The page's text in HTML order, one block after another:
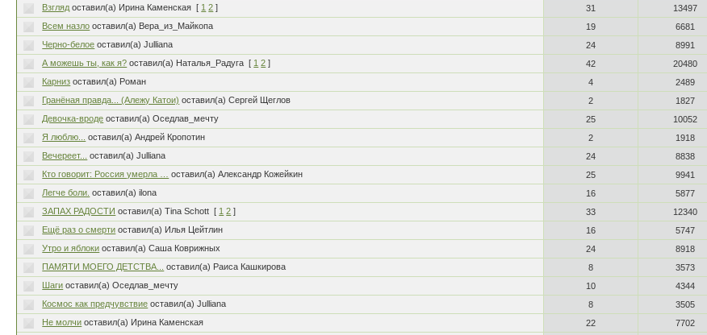
Взгляд оставил(а) Ирина Каменская [ 1 2 ] 31 13497
Всем назло оставил(а) Вера_из_Майкопа 19 6681
Черно-белое оставил(а) Julliana 24 8991
А можешь ты, как я? оставил(а) Наталья_Радуга [ 1 2 ] 42 20480
Карниз оставил(а) Роман 4 2489
Гранёная правда... (Алежу Катои) оставил(а) Сергей Щеглов 2 1827
Девочка-вроде оставил(а) Оседлав_мечту 25 10052
Я люблю...
оставил(а) Андрей Кропотин 2 1918
Вечереет...
оставил(а) Julliana 24 8838
Кто говорит: Россия умерла …
оставил(а) Александр Кожейкин 25 9941
Легче боли. оставил(а) ilona 16 5877
ЗАПАХ РАДОСТИ оставил(а) Tina Schott [ 1 2 ] 33 12340
Ещё раз о смерти оставил(а) Илья Цейтлин 16 5747
Утро и яблоки оставил(а) Саша Коврижных 24 8918
ПАМЯТИ МОЕГО ДЕТСТВА...
оставил(а) Раиса Кашкирова 8 3573
Шаги оставил(а) Оседлав_мечту 10 4344
Космос как предчувствие оставил(а) Julliana 8 3505
Не молчи оставил(а) Ирина Каменская 22 7702